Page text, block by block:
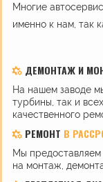
Многие
именно к нам, так
ДЕМОНТАЖ И
На нашем заводе
турбины, так и
качественного
РЕМОНТ В
Мы предоставляем
на монтаж,